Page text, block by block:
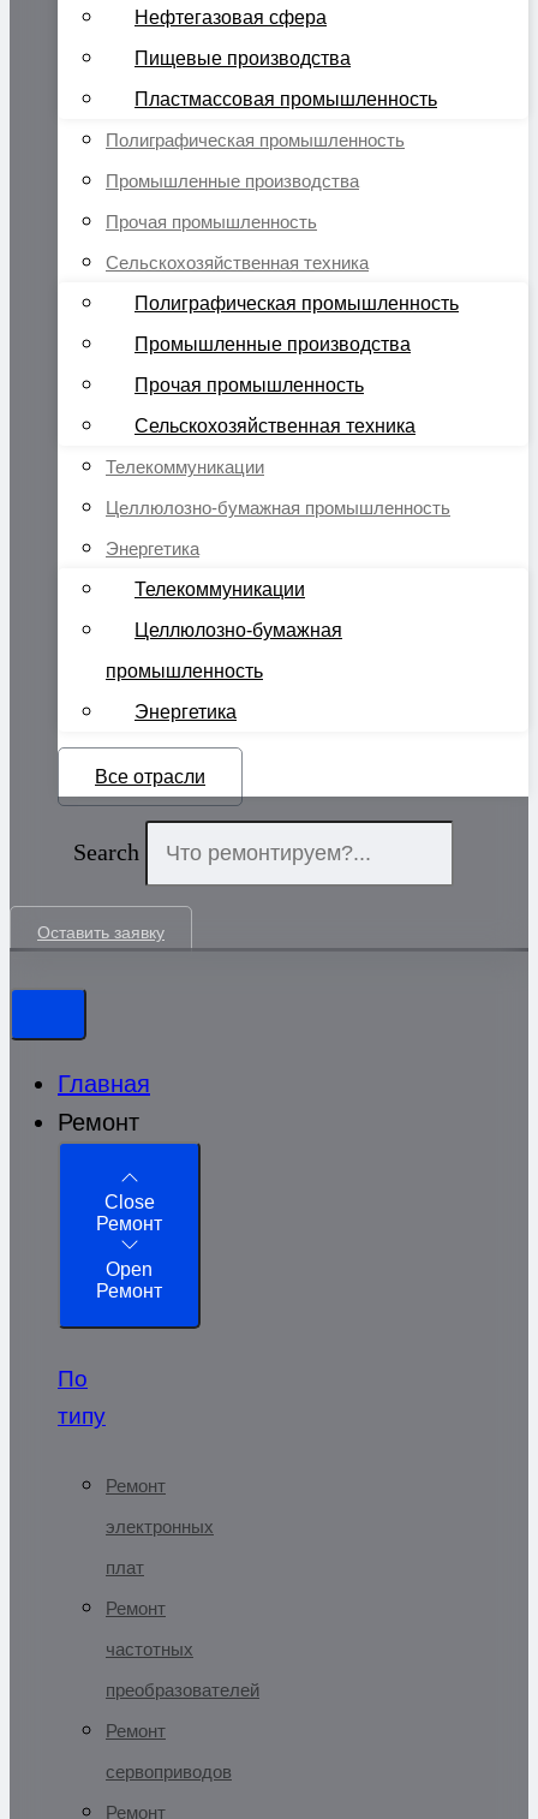
Нефтегазовая сфера
Пищевые производства
Пластмассовая промышленность
Полиграфическая промышленность
Промышленные производства
Прочая промышленность
Сельскохозяйственная техника
Полиграфическая промышленность
Промышленные производства
Прочая промышленность
Сельскохозяйственная техника
Телекоммуникации
Целлюлозно-бумажная промышленность
Энергетика
Телекоммуникации
Целлюлозно-бумажная
промышленность
Энергетика
Все отрасли
Search
Оставить заявку
Главная
Ремонт
Close
Ремонт
Open
Ремонт
По
типу
Ремонт
электронных
плат
Ремонт
частотных
преобразователей
Ремонт
сервоприводов
Ремонт